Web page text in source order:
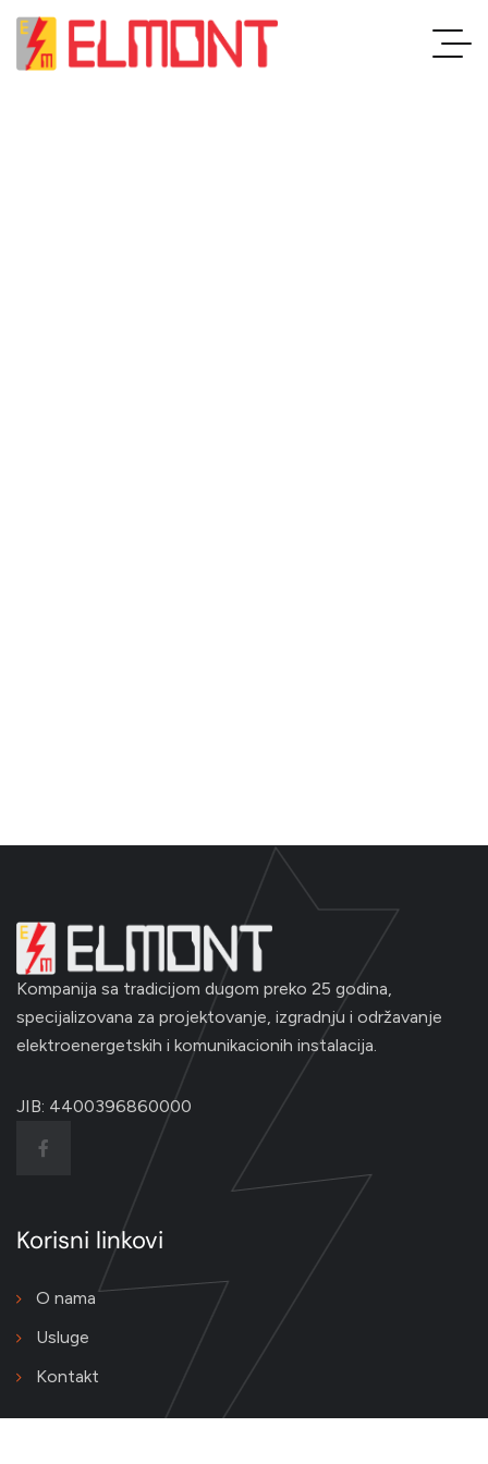
STRUČNOST I ISKUSTVO PAMETNA I
Kompanija sa tradicijom dugom preko 25 godina,
specijalizovana za projektovanje, izgradnju i održavanje
elektroenergetskih i komunikacionih instalacija.
JIB: 4400396860000
Korisni linkovi
O nama
Usluge
Kontakt